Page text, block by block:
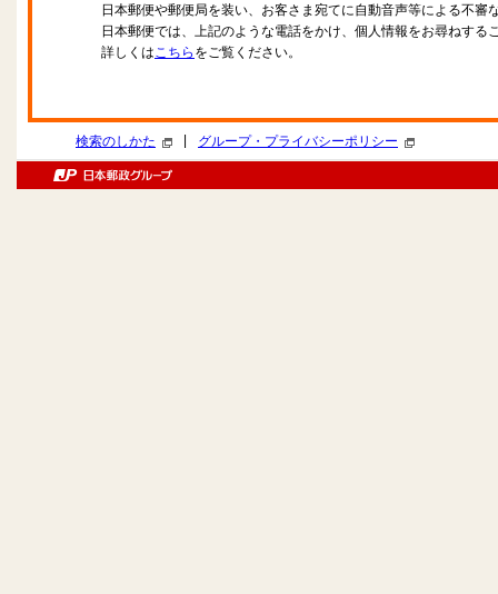
日本郵便や郵便局を装い、お客さま宛てに自動音声等による不審
日本郵便では、上記のような電話をかけ、個人情報をお尋ねする
詳しくはこちら をご覧ください。
検索のしかた グループ・プライバシーポリシー